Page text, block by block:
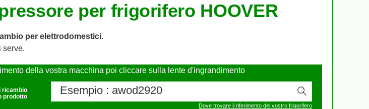
per frigorifero HOOVER
per elettrodomestici.
serve.
della vostra macchina poi cliccare sulla lente d'ingrandimento
ricambio
prodotto
Dove trovare il riferimento del vostro frigorifero